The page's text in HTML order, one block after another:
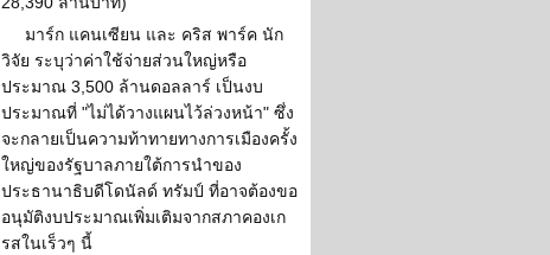
มาร์ก แคนเซียน และ คริส พาร์ค นัก
วิจัย ระบุว่าค่าใช้จ่ายส่วนใหญ่หรือ
ประมาณ 3,500 ล้านดอลลาร์ เป็นงบ
ประมาณที่ "ไม่ได้วางแผนไว้ล่วงหน้า" ซึ่ง
จะกลายเป็นความท้าทายทางการเมืองครั้ง
ใหญ่ของรัฐบาลภายใต้การนำของ
ประธานาธิบดีโดนัลด์ ทรัมป์ ที่อาจต้องขอ
อนุมัติงบประมาณเพิ่มเติมจากสภาคองเก
รสในเร็วๆ นี้